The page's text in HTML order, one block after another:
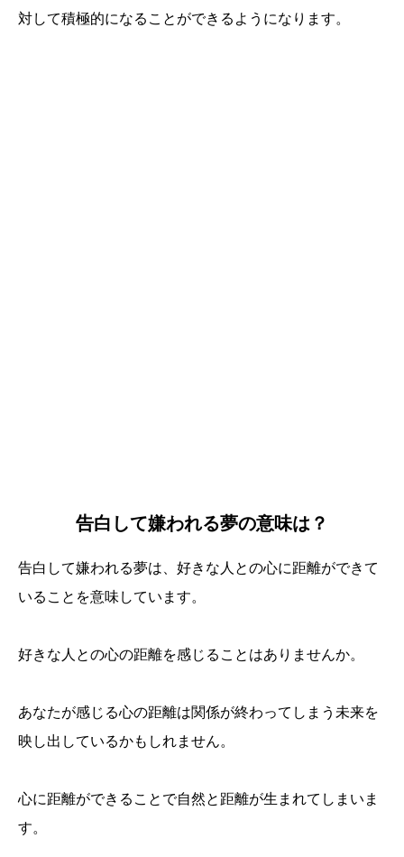
対して積極的になることができるようになります。
告白して嫌われる夢の意味は？
告白して嫌われる夢は、好きな人との心に距離ができて
いることを意味しています。
好きな人との心の距離を感じることはありませんか。
あなたが感じる心の距離は関係が終わってしまう未来を
映し出しているかもしれません。
心に距離ができることで自然と距離が生まれてしまいま
す。